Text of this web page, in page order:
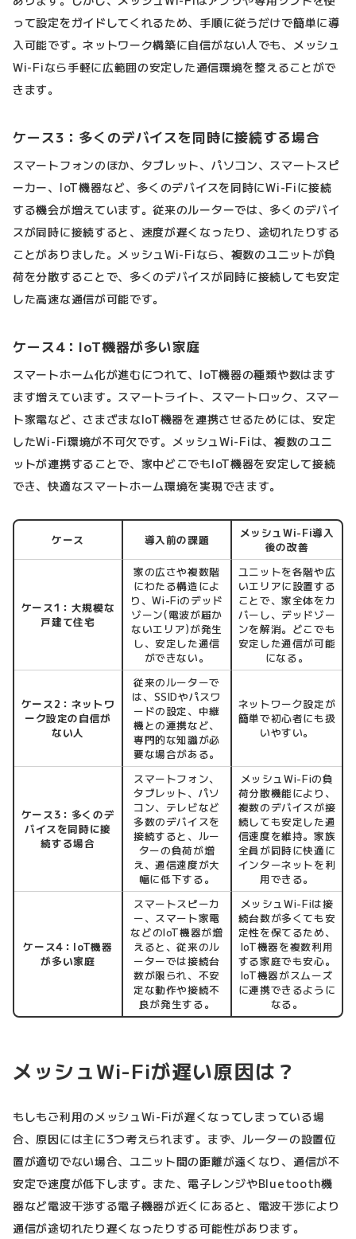
って設定をガイドしてくれるため、手順に従うだけで簡単に導
入可能です。ネットワーク構築に自信がない人でも、メッシュ
Wi-Fiなら手軽に広範囲の安定した通信環境を整えることがで
きます。
ケース3：多くのデバイスを同時に接続する場合
スマートフォンのほか、タブレット、パソコン、スマートスピ
ーカー、IoT機器など、多くのデバイスを同時にWi-Fiに接続
する機会が増えています。従来のルーターでは、多くのデバイ
スが同時に接続すると、速度が遅くなったり、途切れたりする
ことがありました。メッシュWi-Fiなら、複数のユニットが負
荷を分散することで、多くのデバイスが同時に接続しても安定
した高速な通信が可能です。
ケース4：IoT機器が多い家庭
スマートホーム化が進むにつれて、IoT機器の種類や数はます
ます増えています。スマートライト、スマートロック、スマー
ト家電など、さまざまなIoT機器を連携させるためには、安定
したWi-Fi環境が不可欠です。メッシュWi-Fiは、複数のユニ
ットが連携することで、家中どこでもIoT機器を安定して接続
でき、快適なスマートホーム環境を実現できます。
ケース 導入前の課題
メッシュWi-Fi導入
後の改善
ケース1：大規模な
戸建て住宅
家の広さや複数階
にわたる構造によ
り、Wi-Fiのデッド
ゾーン(電波が届か
ないエリア)が発生
し、安定した通信
ができない。
ユニットを各階や広
いエリアに設置する
ことで、家全体をカ
バーし、デッドゾー
ンを解消。どこでも
安定した通信が可能
になる。
ケース2：ネットワ
ーク設定の自信が
ない人
従来のルーターで
は、SSIDやパスワ
ードの設定、中継
機との連携など、
専門的な知識が必
要な場合がある。
ネットワーク設定が
簡単で初心者にも扱
いやすい。
ケース3：多くのデ
バイスを同時に接
続する場合
スマートフォン、
タブレット、パソ
コン、テレビなど
多数のデバイスを
接続すると、ルー
ターの負荷が増
え、通信速度が大
幅に低下する。
メッシュWi-Fiの負
荷分散機能により、
複数のデバイスが接
続しても安定した通
信速度を維持。家族
全員が同時に快適に
インターネットを利
用できる。
ケース4：IoT機器
が多い家庭
スマートスピーカ
ー、スマート家電
などのIoT機器が増
えると、従来のル
ーターでは接続台
数が限られ、不安
定な動作や接続不
良が発生する。
メッシュWi-Fiは接
続台数が多くても安
定性を保てるため、
IoT機器を複数利用
する家庭でも安心。
IoT機器がスムーズ
に連携できるように
なる。
メッシュWi-Fiが遅い原因は？
もしもご利用のメッシュWi-Fiが遅くなってしまっている場
合、原因には主に3つ考えられます。まず、ルーターの設置位
置が適切でない場合、ユニット間の距離が遠くなり、通信が不
安定で速度が低下します。また、電子レンジやBluetooth機
器など電波干渉する電子機器が近くにあると、電波干渉により
通信が途切れたり遅くなったりする可能性があります。